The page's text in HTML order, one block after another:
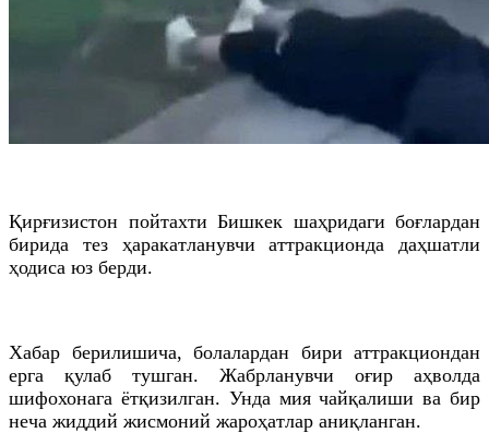
Қирғизистон пойтахти Бишкек шаҳридаги боғлардан
бирида тез ҳаракатланувчи аттракционда даҳшатли
ҳодиса юз берди.
Хабар берилишича, болалардан бири аттракциондан
ерга қулаб тушган. Жабрланувчи оғир аҳволда
шифохонага ётқизилган. Унда мия чайқалиши ва бир
неча жиддий жисмоний жароҳатлар аниқланган.